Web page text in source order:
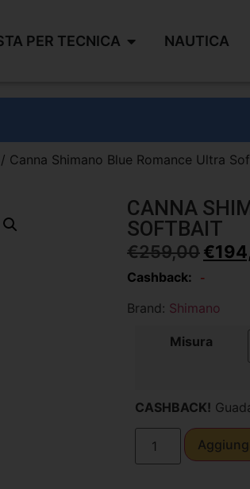
PER TECNICA NAUTICA
/ Canna Shimano Blue Romance Ultra
CANNA
SOFTBAIT
€259,00€
Cashback: -
Brand: Shimano
Misura
CASHBACK!